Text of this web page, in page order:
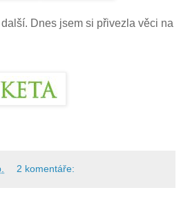
Dnes jsem si přivezla věci na
2 komentáře: